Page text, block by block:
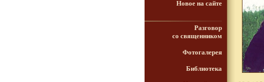
Новое на сайте
Разговор
со священником
Фотогалерея
Библиотека